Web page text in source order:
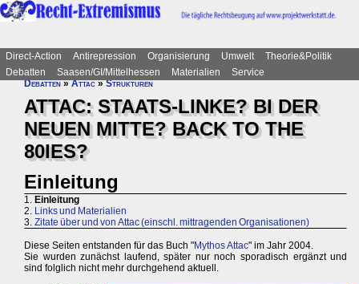
Direct-Action Antirepression Organisierung Umwelt
Theorie&Politik
Debatten
Saasen/GI/Mittelhessen Materialien
Service
Debatten»Attac»Strukturen
ATTAC: STAATS-LINKE? BI DER
NEUEN MITTE? BACK TO THE
80IES?
Einleitung
1. Einleitung
2. Links und Materialien
3. Zitate über und von Attac (einschl. mittragenden Organisationen)
Diese Seiten entstanden für das Buch "Mythos Attac" im Jahr 2004.
Sie wurden zunächst laufend, später nur noch sporadisch ergänzt und
sind folglich nicht mehr durchgehend aktuell.